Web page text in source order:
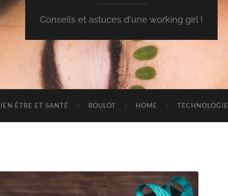
Conseils et astuces d'une working girl !
ÊTRE ET SANTÉ BOULOT HOME TECHNOLOGIE